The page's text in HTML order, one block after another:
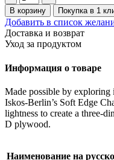
товара
FARMARKVAST
Контейнер
для
влажных
с
В корзину Покупка в 1
Добавить в список
Доставка и возврат
Уход за продуктом
Информация о товаре
Made possible by
Iskos-Berlin’s Soft Edge
lightness to create a three-
D plywood.
Наименование на